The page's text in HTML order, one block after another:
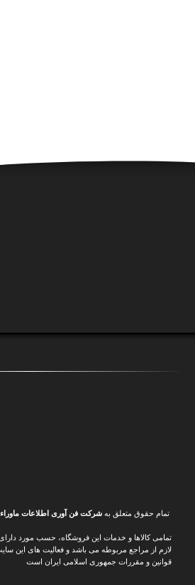
تمام حقوق متعلق بهشرکت فن آوری اطلاعات ماوراء
تمامی کالاها و خدمات این فروشگاه، حسب مورد
لازم از مراجع مربوطه می باشد و فعالیت های این
قوانین و مقررات جمهوری اسلامی ایران است